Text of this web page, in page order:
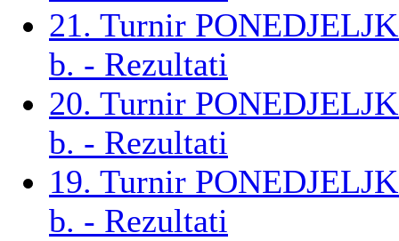
21. Turnir
b. - Rezultati
20. Turnir
b. - Rezultati
19. Turnir
b. - Rezultati